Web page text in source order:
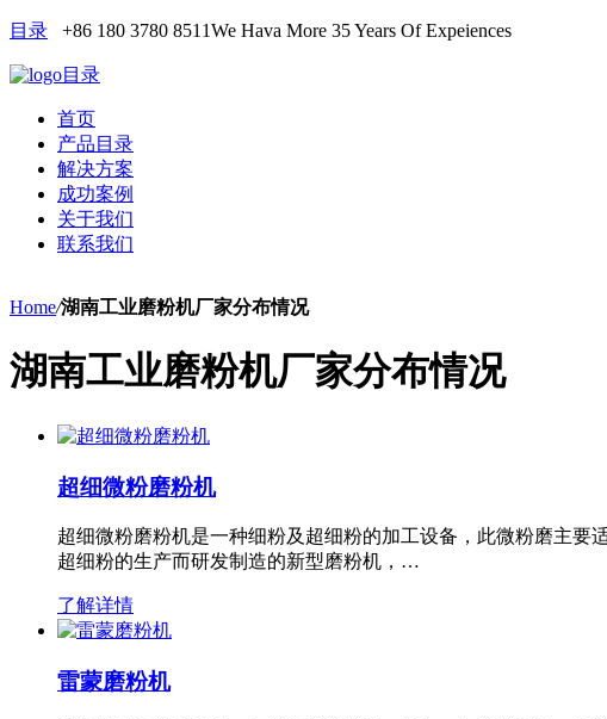
目录 +86 180 3780 8511We Hava More 35 Years Of Expeiences
目录
首页
产品目录
解决方案
成功案例
关于我们
联系我们
Home/湖南工业磨粉机厂家分布情况
湖南工业磨粉机厂家分布情况
超细微粉磨粉机
超细微粉磨粉机是一种细粉及超细粉的加工设备，此微粉磨主要
超细粉的生产而研发制造的新型磨粉机，…
了解详情
雷蒙磨粉机